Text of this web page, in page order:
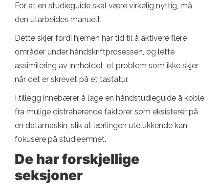
For at en studieguide skal være virkelig nyttig, må
den utarbeides manuelt.
Dette skjer fordi hjernen har tid til å aktivere flere
områder under håndskriftprosessen, og lette
assimilering av innholdet, et problem som ikke skjer
når det er skrevet på et tastatur.
I tillegg innebærer å lage en håndstudieguide å koble
fra mulige distraherende faktorer som eksisterer på
en datamaskin, slik at lærlingen utelukkende kan
fokusere på studieemnet.
De har forskjellige
seksjoner